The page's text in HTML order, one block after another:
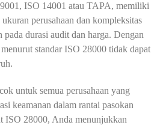
ISO 14001 atau TAPA, memiliki
perusahaan dan kompleksitas
durasi audit dan harga. Dengan
standar ISO 28000 tidak dapat
untuk semua perusahaan yang
keamanan dalam rantai pasokan
ISO 28000, Anda menunjukkan